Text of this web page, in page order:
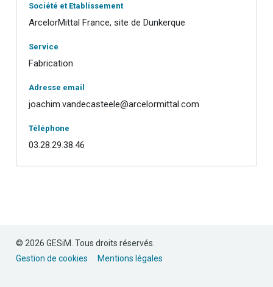
Société et Etablissement
ArcelorMittal France, site de Dunkerque
Service
Fabrication
Adresse email
joachim.vandecasteele@arcelormittal.com
Téléphone
03.28.29.38.46
© 2026 GESiM. Tous droits réservés.
Gestion de cookies
Mentions légales